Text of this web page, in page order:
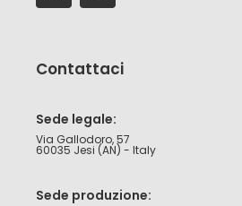
Contattaci
Sede legale:
Via Gallodoro, 57
60035 Jesi (AN) - Italy
Sede produzione: